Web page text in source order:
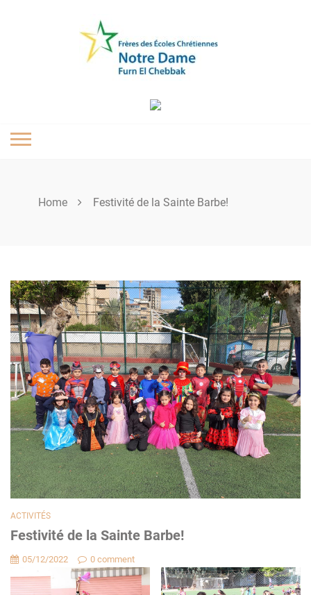
Home Festivité de la Sainte Barbe!
ACTIVITÉS
Festivité de la Sainte Barbe!
05/12/2022 0 comment